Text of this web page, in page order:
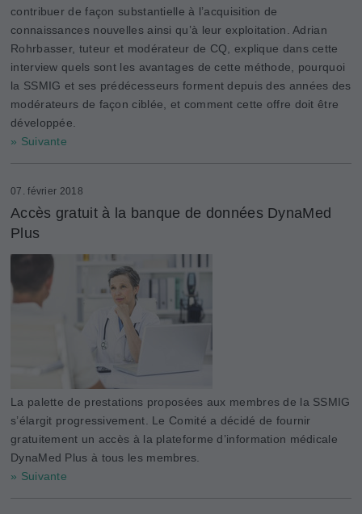
contribuer de façon substantielle à l’acquisition de
connaissances nouvelles ainsi qu’à leur exploitation. Adrian
Rohrbasser, tuteur et modérateur de CQ, explique dans cette
interview quels sont les avantages de cette méthode, pourquoi
la SSMIG et ses prédécesseurs forment depuis des années des
modérateurs de façon ciblée, et comment cette offre doit être
développée.
» Suivante
07. février 2018
Accès gratuit à la banque de données DynaMed
Plus
La palette de prestations proposées aux membres de la SSMIG
s’élargit progressivement. Le Comité a décidé de fournir
gratuitement un accès à la plateforme d’information médicale
DynaMed Plus à tous les membres.
» Suivante